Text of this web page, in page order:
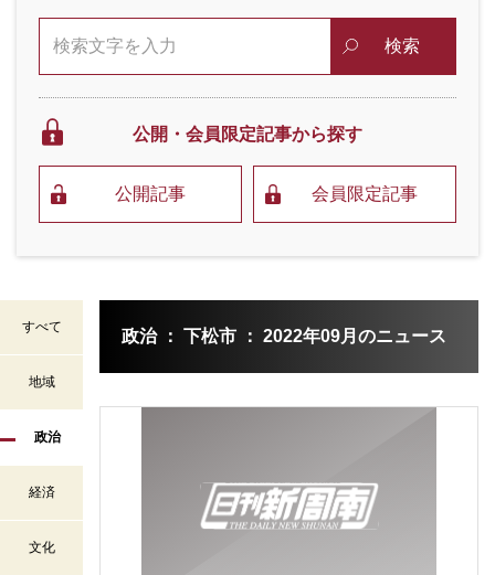
検索
公開・会員限定記事から探す
公開記事 会員限定記事
すべて
地域
政治
経済
文化
政治 ： 下松市 ： 2022年09月のニュース